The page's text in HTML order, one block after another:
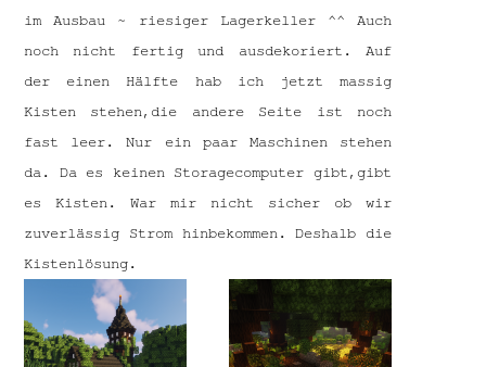
im Ausbau ~ riesiger Lagerkeller ^^ Auch
noch nicht fertig und ausdekoriert. Auf
der einen Hälfte hab ich jetzt massig
Kisten stehen,die andere Seite ist noch
fast leer. Nur ein paar Maschinen stehen
da. Da es keinen Storagecomputer gibt,gibt
es Kisten. War mir nicht sicher ob wir
zuverlässig Strom hinbekommen. Deshalb die
Kistenlösung.